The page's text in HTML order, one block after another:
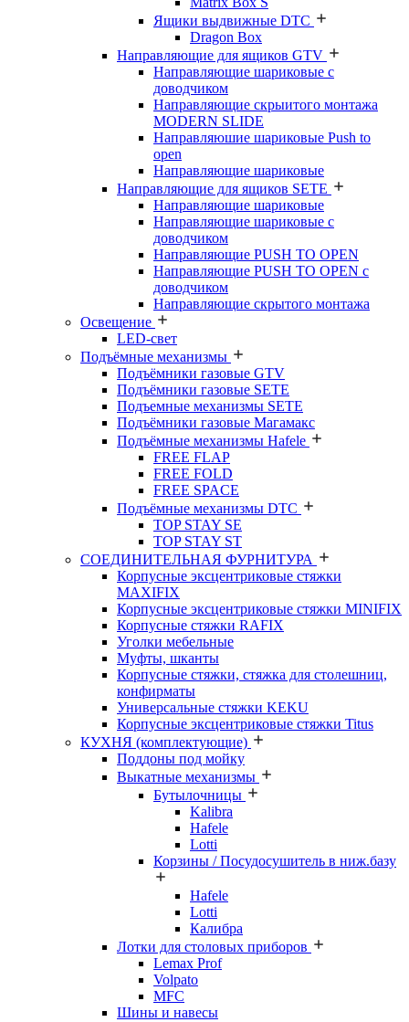
Ящики выдвижные DTC
Dragon Box
Направляющие для ящиков GTV
Направляющие шариковые с
доводчиком
Направляющие скрыитого монтажа
MODERN SLIDE
Направляюшие шариковые Push to
open
Направляющие шариковые
Направляющие для ящиков SETE
Направляющие шариковые
Направляющие шариковые с
доводчиком
Направляющие PUSH TO OPEN
Направляющие PUSH TO OPEN с
доводчиком
Направляющие скрытого монтажа
Освещение
LED-свет
Подъёмные механизмы
Подъёмники газовые GTV
Подъёмники газовые SETE
Подъемные механизмы SETE
Подъёмники газовые Магамакс
Подъёмные механизмы Hafele
FREE FLAP
FREE FOLD
FREE SPACE
Подъёмные механизмы DTC
TOP STAY SE
TOP STAY ST
СОЕДИНИТЕЛЬНАЯ ФУРНИТУРА
Корпусные эксцентриковые стяжки
MAXIFIX
Корпусные эксцентриковые стяжки MINIFIX
Корпусные стяжки RAFIX
Уголки мебельные
Муфты, шканты
Корпусные стяжки, стяжка для столешниц,
конфирматы
Универсальные стяжки KEKU
Корпусные эксцентриковые стяжки Titus
КУХНЯ (комплектующие)
Поддоны под мойку
Выкатные механизмы
Бутылочницы
Kalibra
Hafele
Lotti
Корзины / Посудосушитель в ниж.базу
Hafele
Lotti
Калибра
Лотки для столовых приборов
Lemax Prof
Volpato
MFC
Шины и навесы